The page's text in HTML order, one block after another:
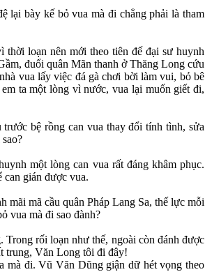
lại bày kế bỏ vua mà đi chẳng phải là tham
loạn nên mới theo tiên đế đại sư huynh
đuổi quân Mãn thanh ở Thăng Long cứu
vua lấy việc đá gà chơi bời làm vui, bỏ bê
ta một lòng vì nước, vua lại muốn giết đi,
trước bệ rồng can vua thay đổi tính tình, sửa
một lòng can vua rất đáng khâm phục.
gián được vua.
mã cầu quân Pháp Lang Sa, thế lực mỗi
vua mà đi sao đành?
rối loạn như thế, ngoài còn đánh được
trung, Văn Long tôi đi đây!
mà đi. Vũ Văn Dũng giận dữ hét vọng theo